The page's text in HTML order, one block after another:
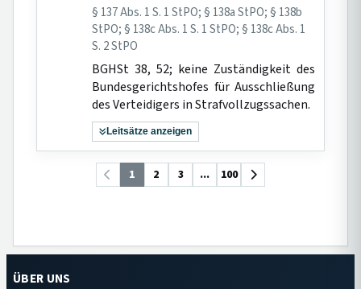
§ 137 Abs. 1 S. 1 StPO; § 138a StPO; § 138b
StPO; § 138c Abs. 1 S. 1 StPO; § 138c Abs. 1
S. 2 StPO
BGHSt 38, 52; keine Zuständigkeit des
Bundesgerichtshofes für Ausschließung
des Verteidigers in Strafvollzugssachen.
Leitsätze anzeigen
1 2 3 ... 100
ÜBER UNS